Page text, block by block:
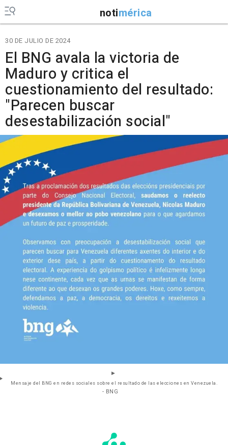
notimérica
30 DE JULIO DE 2024
El BNG avala la victoria de
Maduro y critica el
cuestionamiento del resultado:
"Parecen buscar
desestabilización social"
Mensaje del BNG en redes sociales sobre el resultado de las elecciones en Venezuela.
- BNG